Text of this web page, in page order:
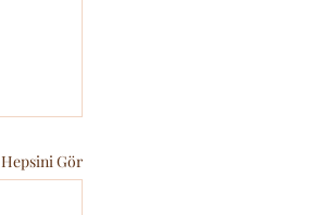
Hepsini Gör